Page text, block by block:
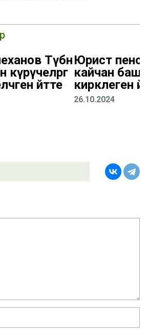
Түбән
әйтте
Юрист
кайчан
кирәклеген
26.10.2024